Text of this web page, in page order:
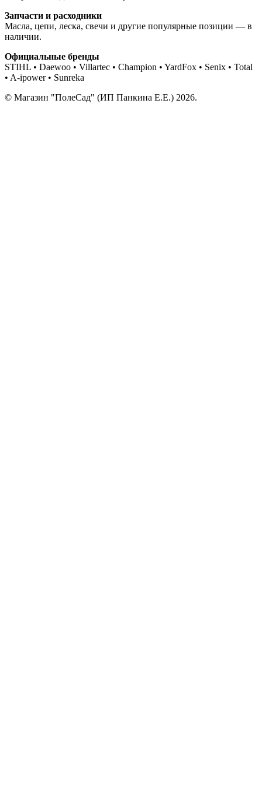
Запчасти и расходники
Масла, цепи, леска, свечи и другие популярные позиции — в
наличии.
Официальные бренды
STIHL • Daewoo • Villartec • Champion • YardFox • Senix • Total
• A-ipower • Sunreka
© Магазин "ПолеСад" (ИП Панкина Е.Е.) 2026.